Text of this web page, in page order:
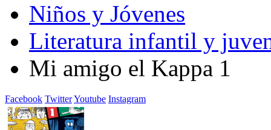
Niños y Jóvenes
Literatura infantil y
Mi amigo el Kappa 1
Facebook TwitterYoutube Instagram